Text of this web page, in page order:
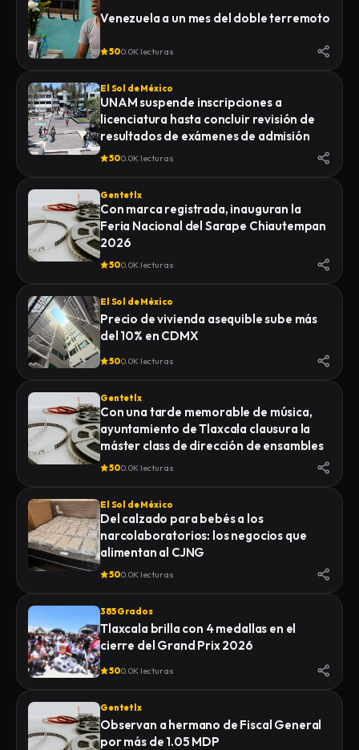
Venezuela a un mes del doble terremoto
500.0K lecturas
El Sol de México
UNAM suspende inscripciones a
licenciatura hasta concluir revisión de
resultados de exámenes de admisión
500.0K lecturas
Gentetlx
Con marca registrada, inauguran la
Feria Nacional del Sarape Chiautempan
2026
500.0K lecturas
El Sol de México
Precio de vivienda asequible sube más
del 10% en CDMX
500.0K lecturas
Gentetlx
Con una tarde memorable de música,
ayuntamiento de Tlaxcala clausura la
máster class de dirección de ensambles
500.0K lecturas
El Sol de México
Del calzado para bebés a los
narcolaboratorios: los negocios que
alimentan al CJNG
500.0K lecturas
385 Grados
Tlaxcala brilla con 4 medallas en el
cierre del Grand Prix 2026
500.0K lecturas
Gentetlx
Observan a hermano de Fiscal General
por más de 1.05 MDP